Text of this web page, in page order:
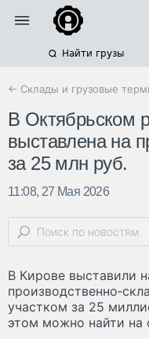
Найти грузы
← Склады и грузовые
В Октябрьском
выставлена на
за 25 млн руб.
11:08, 27 Мая 2026
В Кирове выставили
участком за 25
этом можно найти на